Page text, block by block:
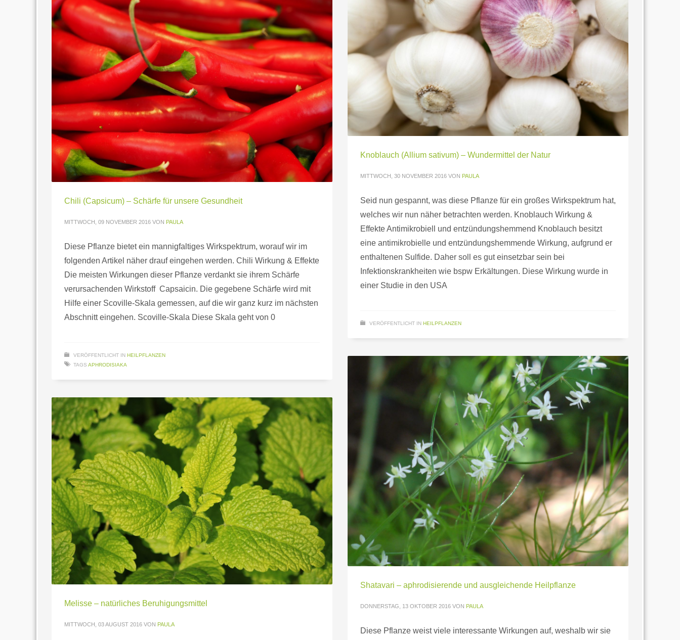
Knoblauch (Allium sativum) – Wundermittel der Natur
MITTWOCH, 30 NOVEMBER 2016 VON PAULA
Seid nun gespannt, was diese Pflanze für ein großes Wirkspektrum hat,
welches wir nun näher betrachten werden. Knoblauch Wirkung &
Effekte Antimikrobiell und entzündungshemmend Knoblauch besitzt
eine antimikrobielle und entzündungshemmende Wirkung, aufgrund er
enthaltenen Sulfide. Daher soll es gut einsetzbar sein bei
Infektionskrankheiten wie bspw Erkältungen. Diese Wirkung wurde in
einer Studie in den USA
VERÖFFENTLICHT IN HEILPFLANZEN
Chili (Capsicum) – Schärfe für unsere Gesundheit
MITTWOCH, 09 NOVEMBER 2016 VON PAULA
Diese Pflanze bietet ein mannigfaltiges Wirkspektrum, worauf wir im
folgenden Artikel näher drauf eingehen werden. Chili Wirkung & Effekte
Die meisten Wirkungen dieser Pflanze verdankt sie ihrem Schärfe
verursachenden Wirkstoff Capsaicin. Die gegebene Schärfe wird mit
Hilfe einer Scoville-Skala gemessen, auf die wir ganz kurz im nächsten
Abschnitt eingehen. Scoville-Skala Diese Skala geht von 0
VERÖFFENTLICHT IN HEILPFLANZEN
TAGS APHRODISIAKA
Shatavari – aphrodisierende und ausgleichende Heilpflanze
DONNERSTAG, 13 OKTOBER 2016 VON PAULA
Diese Pflanze weist viele interessante Wirkungen auf, weshalb wir sie
Melisse – natürliches Beruhigungsmittel
MITTWOCH, 03 AUGUST 2016 VON PAULA